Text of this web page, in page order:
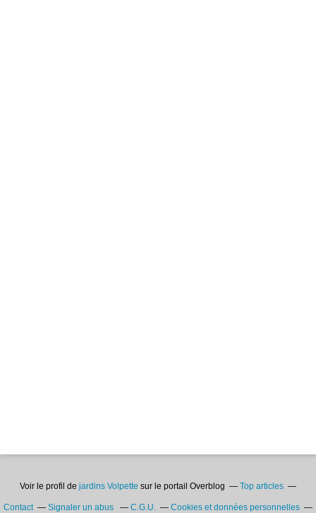
Voir le profil de jardins Volpette sur le portail Overblog Top articles
Contact Signaler un abus C.G.U. Cookies et données personnelles